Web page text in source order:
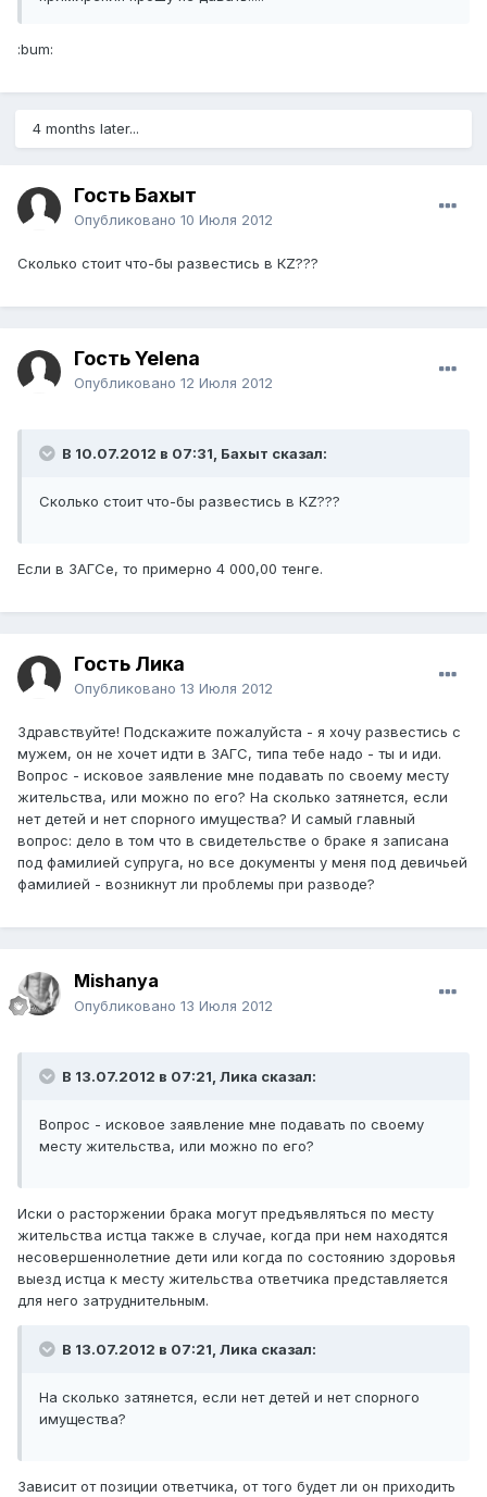
:bum:
4 months later...
Гость Бахыт
Опубликовано 10 Июля 2012
Сколько стоит что-бы развестись в КZ???
Гость Yelena
Опубликовано 12 Июля 2012
В 10.07.2012 в 07:31, Бахыт сказал:
Сколько стоит что-бы развестись в КZ???
Если в ЗАГСе, то примерно 4 000,00 тенге.
Гость Лика
Опубликовано 13 Июля 2012
Здравствуйте! Подскажите пожалуйста - я хочу развестись с
мужем, он не хочет идти в ЗАГС, типа тебе надо - ты и иди.
Вопрос - исковое заявление мне подавать по своему месту
жительства, или можно по его? На сколько затянется, если
нет детей и нет спорного имущества? И самый главный
вопрос: дело в том что в свидетельстве о браке я записана
под фамилией супруга, но все документы у меня под девичьей
фамилией - возникнут ли проблемы при разводе?
Mishanya
Опубликовано 13 Июля 2012
В 13.07.2012 в 07:21, Лика сказал:
Вопрос - исковое заявление мне подавать по своему
месту жительства, или можно по его?
Иски о расторжении брака могут предъявляться по месту
жительства истца также в случае, когда при нем находятся
несовершеннолетние дети или когда по состоянию здоровья
выезд истца к месту жительства ответчика представляется
для него затруднительным.
В 13.07.2012 в 07:21, Лика сказал:
На сколько затянется, если нет детей и нет спорного
имущества?
Зависит от позиции ответчика, от того будет ли он приходить